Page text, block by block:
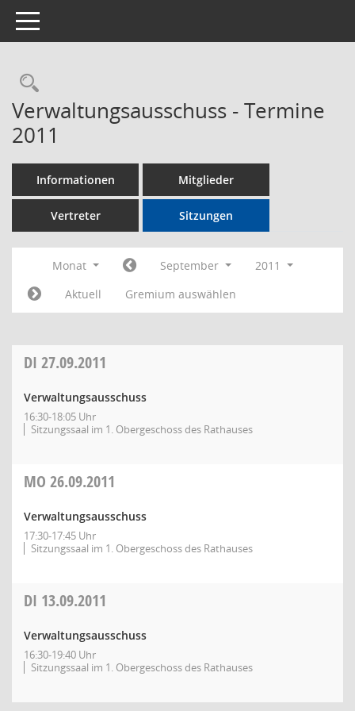
Toggle navigation
Rechercheauswahl
Verwaltungsausschuss - Termine
2011
Informationen Mitglieder
Vertreter Sitzungen
Monat September
2011
Aktuell
Gremium auswählen
DI 27.09.2011
Verwaltungsausschuss
16:30-18:05 Uhr
Sitzungssaal im 1. Obergeschoss des Rathauses
MO 26.09.2011
Verwaltungsausschuss
17:30-17:45 Uhr
Sitzungssaal im 1. Obergeschoss des Rathauses
DI 13.09.2011
Verwaltungsausschuss
16:30-19:40 Uhr
Sitzungssaal im 1. Obergeschoss des Rathauses